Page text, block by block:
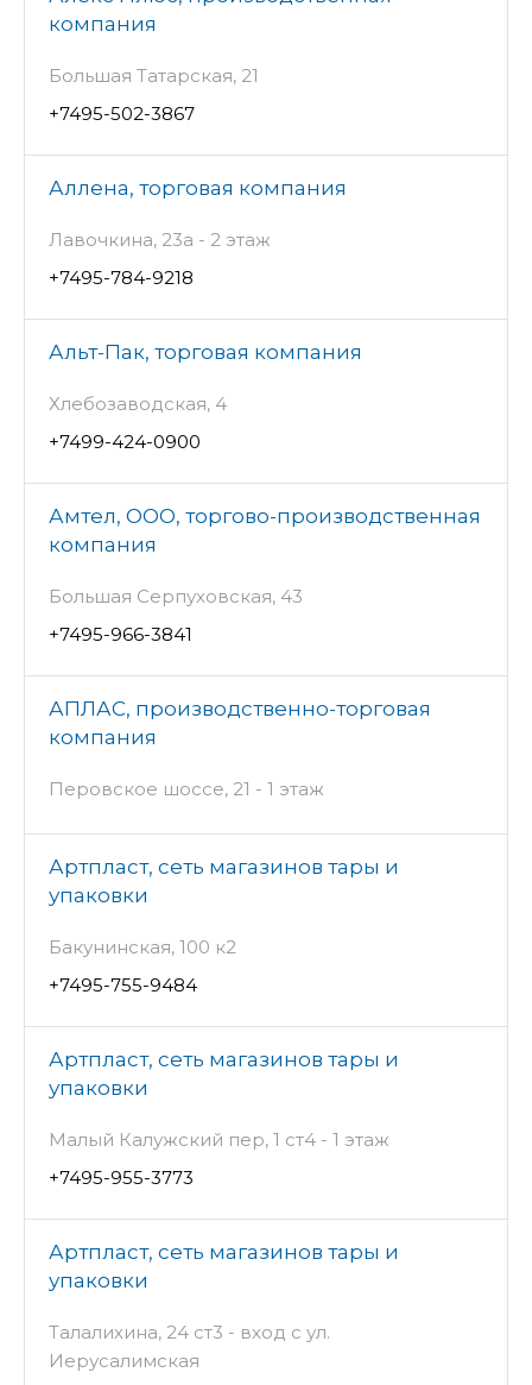
компания
Большая Татарская, 21
+7495-502-3867
Аллена, торговая компания
Лавочкина, 23а - 2 этаж
+7495-784-9218
Альт-Пак, торговая компания
Хлебозаводская, 4
+7499-424-0900
Амтел, ООО, торгово-производственная
компания
Большая Серпуховская, 43
+7495-966-3841
АПЛАС, производственно-торговая
компания
Перовское шоссе, 21 - 1 этаж
Артпласт, сеть магазинов тары и
упаковки
Бакунинская, 100 к2
+7495-755-9484
Артпласт, сеть магазинов тары и
упаковки
Малый Калужский пер, 1 ст4 - 1 этаж
+7495-955-3773
Артпласт, сеть магазинов тары и
упаковки
Талалихина, 24 ст3 - вход с ул.
Иерусалимская